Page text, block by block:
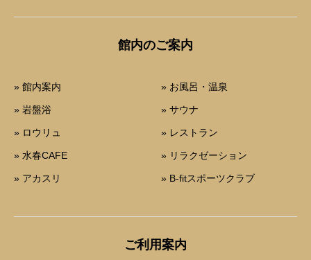
館内のご案内
» 館内案内 » お風呂・温泉
» 岩盤浴 » サウナ
» ロウリュ » レストラン
» 水春CAFE » リラクゼーション
» アカスリ » B-fitスポーツクラブ
ご利用案内